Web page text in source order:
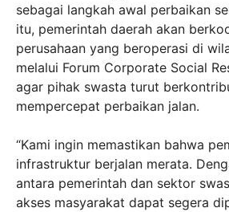
sebagai langkah awal perbaikan
itu, pemerintah daerah akan
perusahaan yang beroperasi di
melalui Forum Corporate Social
agar pihak swasta turut
mempercepat perbaikan jalan.
“Kami ingin memastikan bahwa
infrastruktur berjalan merata.
antara pemerintah dan sektor
akses masyarakat dapat segera